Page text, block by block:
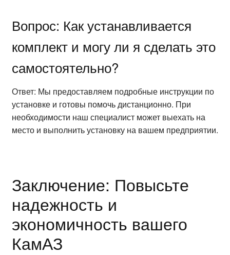
Вопрос: Как устанавливается
комплект и могу ли я сделать это
самостоятельно?
Ответ: Мы предоставляем подробные инструкции по
установке и готовы помочь дистанционно. При
необходимости наш специалист может выехать на
место и выполнить установку на вашем предприятии.
Заключение: Повысьте
надежность и
экономичность вашего
КамАЗ